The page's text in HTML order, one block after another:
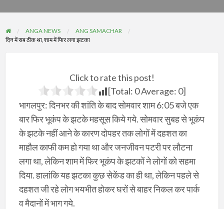
ANGA NEWS
ANG SAMACHAR
दिन में सब ठीक था, शाम में फिर लगा झटका
Click to rate this post!
[Total: 0Average: 0]
भागलपुर: दिनभर की शांति के बाद सोमवार शाम 6:05 बजे एक
बार फिर भूकंप के झटके महसूस किये गये. सोमवार सुबह से भूकंप
के झटके नहीं आने के कारण दोपहर तक लोगों में दहशत का
माहौल काफी कम हो गया था और जनजीवन पटरी पर लौटना
लगा था, लेकिन शाम में फिर भूकंप के झटकों ने लोगों को सहमा
दिया. हालांकि यह झटका कुछ सेकेंड का ही था, लेकिन पहले से
दहशत जी रहे लोग भयभीत होकर घरों से बाहर निकल कर पार्क
व मैदानों में भाग गये.